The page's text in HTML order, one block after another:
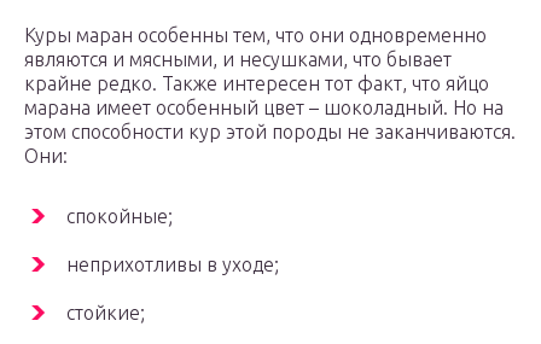
Куры маран особенны тем, что они одновременно
являются и мясными, и несушками, что бывает
крайне редко. Также интересен тот факт, что яйцо
марана имеет особенный цвет – шоколадный. Но на
этом способности кур этой породы не заканчиваются.
Они:
спокойные;
неприхотливы в уходе;
стойкие;